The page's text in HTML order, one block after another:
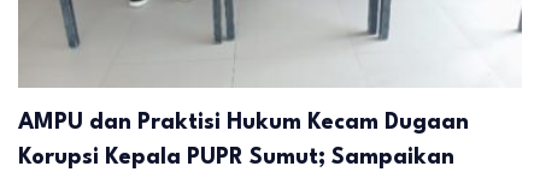
AMPU dan Praktisi Hukum Kecam Dugaan
Korupsi Kepala PUPR Sumut; Sampaikan